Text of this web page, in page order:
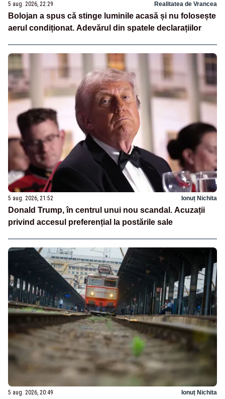
5 aug. 2026, 22:29 Realitatea de Vrancea
Bolojan a spus că stinge luminile acasă și nu folosește
aerul condiționat. Adevărul din spatele declarațiilor
5 aug. 2026, 21:52 Ionuț Nichita
Donald Trump, în centrul unui nou scandal. Acuzații
privind accesul preferențial la postările sale
5 aug. 2026, 20:49 Ionuț Nichita